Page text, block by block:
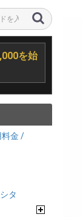
を始
料金 /
タ